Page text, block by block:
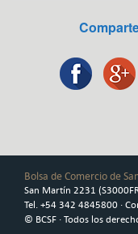
Bolsa de Comercio de
San Martín 2231
Tel. +54 342 4845800 ·
© BCSF · Todos los